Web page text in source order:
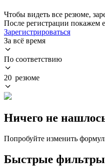
Чтобы видеть все резюме,
После регистрации покажем
Зарегистрироваться
За всё время
По соответствию
20 резюме
Ничего не
Попробуйте изменить
Быстрые фильтры